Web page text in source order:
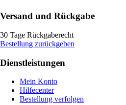
Versand und Rückgabe
30 Tage Rückgaberecht
Bestellung zurückgeben
Dienstleistungen
Mein Konto
Hilfecenter
Bestellung verfolgen